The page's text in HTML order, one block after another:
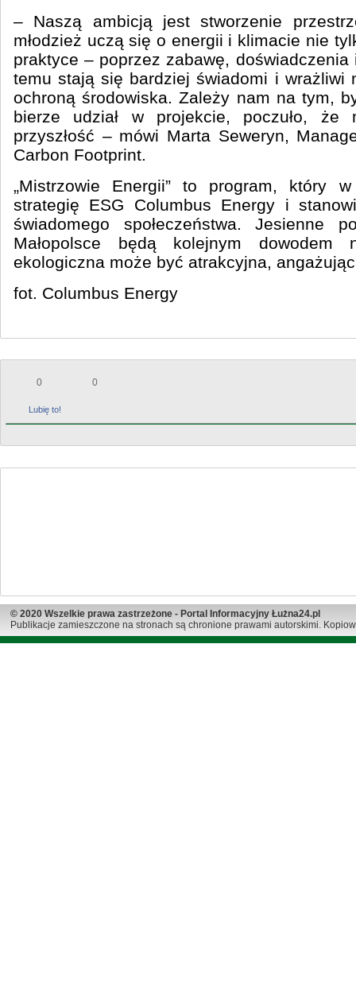
– Naszą ambicją jest stworzenie
młodzież uczą się o energii i klimacie nie
praktyce – poprzez zabawę, doświadczenia
temu stają się bardziej świadomi i wrażliwi
ochroną środowiska. Zależy nam na tym,
bierze udział w projekcie, poczuło, że
przyszłość – mówi Marta Seweryn,
Carbon Footprint.
„Mistrzowie Energii” to program, który
strategię ESG Columbus Energy i
świadomego społeczeństwa. Jesienne
Małopolsce będą kolejnym
ekologiczna może być atrakcyjna,
fot. Columbus Energy
0
Lubię to!
0
© 2020 Wszelkie prawa zastrzeżone - Portal Informacyjny Łużna24.pl
Publikacje zamieszczone na stronach są chronione prawami autorskimi.